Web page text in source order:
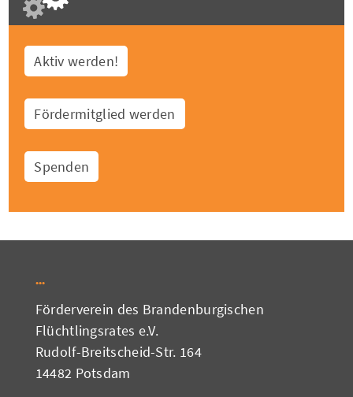
Aktiv werden!
Fördermitglied werden
Spenden
Förderverein des Brandenburgischen
Flüchtlingsrates e.V.
Rudolf-Breitscheid-Str. 164
14482 Potsdam